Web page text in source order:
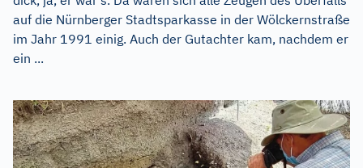
auf die Nürnberger Stadtsparkasse in der Wölckernstraße
im Jahr 1991 einig. Auch der Gutachter kam, nachdem er
ein ...